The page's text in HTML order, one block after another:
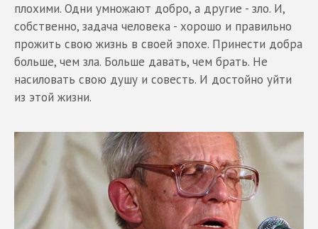
плохими. Одни умножают добро, а другие - зло. И,
собственно, задача человека - хорошо и правильно
прожить свою жизнь в своей эпохе. Принести добра
больше, чем зла. Больше давать, чем брать. Не
насиловать свою душу и совесть. И достойно уйти
из этой жизни.